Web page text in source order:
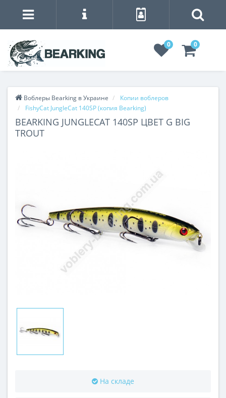
0 0
Воблеры Bearking в Украине
Копии воблеров
FishyCat JungleCat 140SP (копия Bearking)
BEARKING JUNGLECAT 140SP ЦВЕТ G BIG
TROUT
На складе